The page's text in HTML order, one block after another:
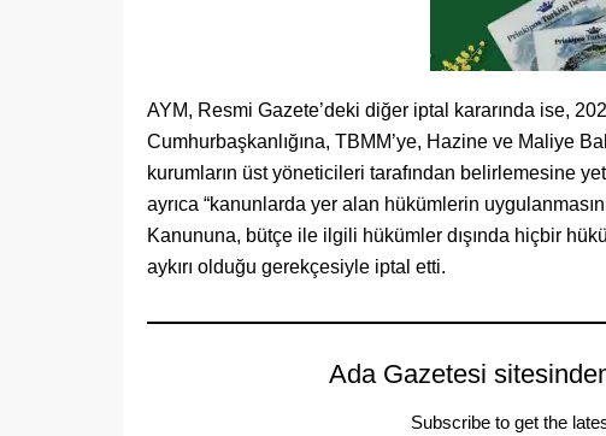
AYM, Resmi Gazete’deki diğer iptal kararında ise,
Cumhurbaşkanlığına, TBMM’ye, Hazine ve Maliye
kurumların üst yöneticileri tarafından belirlemesine
ayrıca “kanunlarda yer alan hükümlerin
Kanununa, bütçe ile ilgili hükümler dışında hiçbir
aykırı olduğu gerekçesiyle iptal etti.
Ada Gazetesi
Subscribe to get the